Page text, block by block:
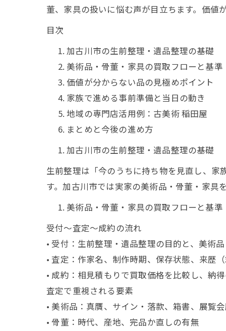
董、家具の扱いに悩む声が目立ちます。価値
目次
加古川市の生前整理・遺品整理の基礎
美術品・骨董・家具の買取フローと基準
価値が分からない品の見極めポイント
家族で進める事前準備と当日の動き
地域の専門店活用例：古美術 稲田屋
まとめと今後の進め方
加古川市の生前整理・遺品整理の基礎
生前整理は「今のうちに持ち物を見直し、家
す。加古川市では実家の美術品・骨董・家具
美術品・骨董・家具の買取フローと基準
受付〜査定〜成約の流れ
• 受付：生前整理・遺品整理の目的と、美術
• 査定：作家名、制作時期、保存状態、来歴
• 成約：相見積もりで買取価格を比較し、納
査定で重視される要素
• 美術品：真贋、サイン・落款、箱書、展覧
• 骨董：時代、産地、完品か直しの有無